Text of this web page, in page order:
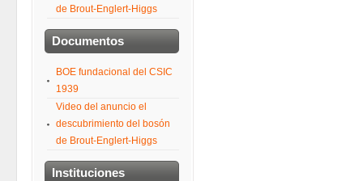
de Brout-Englert-Higgs
Documentos
BOE fundacional del CSIC
1939
Video del anuncio el
descubrimiento del bosón
de Brout-Englert-Higgs
Instituciones